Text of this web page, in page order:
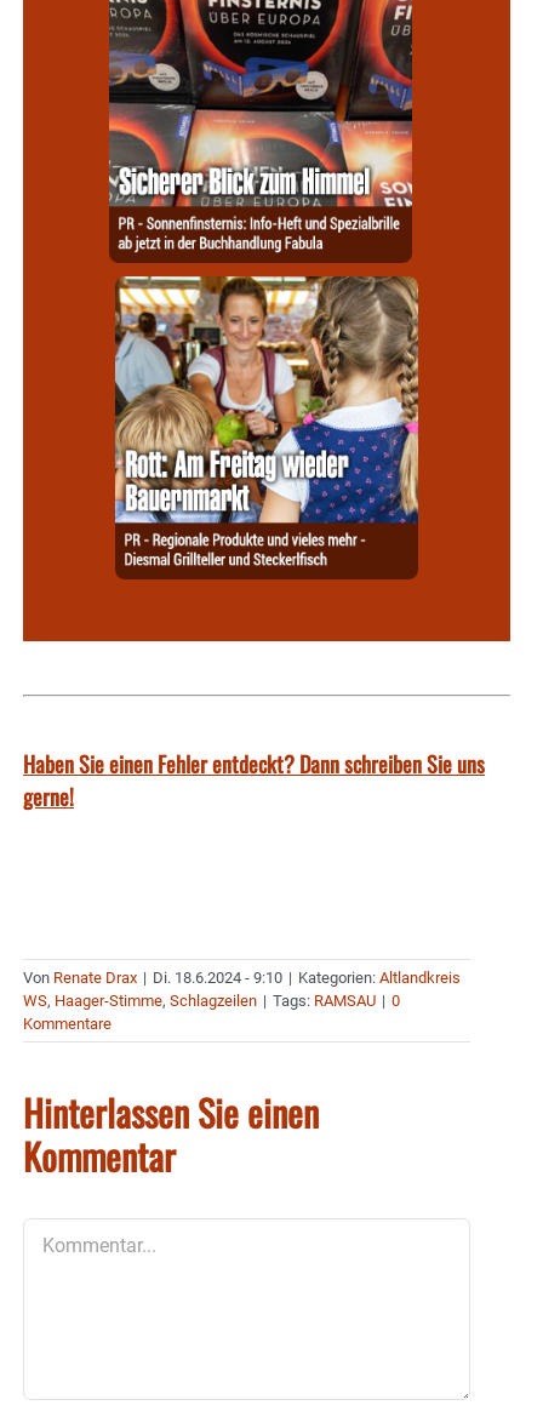
Haben Sie einen Fehler entdeckt? Dann schreiben Sie uns
gerne!
Von Renate Drax | Di. 18.6.2024 - 9:10 | Kategorien: Altlandkreis
WS, Haager-Stimme, Schlagzeilen | Tags: RAMSAU | 0
Kommentare
Hinterlassen Sie einen
Kommentar